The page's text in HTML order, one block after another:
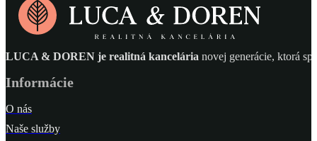
LUCA & DOREN je realitná kancelária novej generácie, ktorá
Informácie
O nás
Naše služby